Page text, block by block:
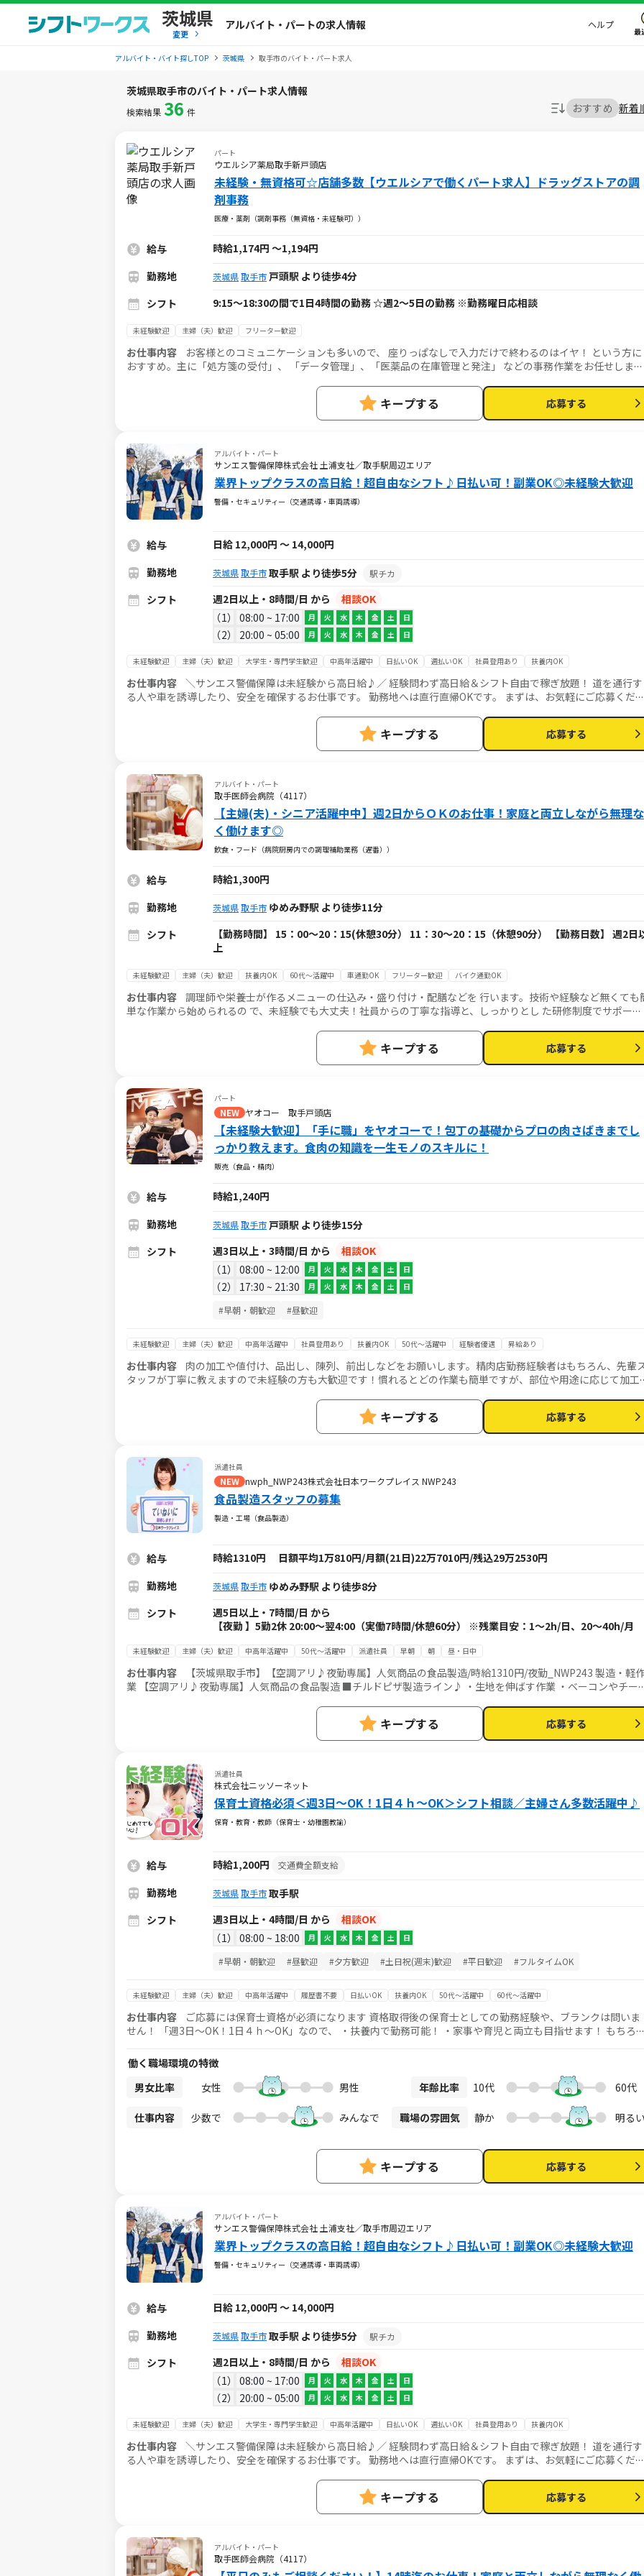
茨城県
変更
アルバイト・パートの求人情報 ヘルプ
最
アルバイト・バイト探しTOP 茨城県 取手市のバイト・パート求人
茨城県取手市のバイト・パート求人情報
検索結果 36 件 おすすめ 新着
パート
ウエルシア薬局取手新戸頭店
未経験・無資格可☆店舗多数【ウエルシアで働くパート求人】ドラッグストアの調
剤事務
医療・薬剤（調剤事務（無資格・未経験可））
給与 時給1,174円 ～1,194円
勤務地
茨城県取手市戸頭駅 より徒歩4分
シフト
9:15～18:30の間で1日4時間の勤務 ☆週2～5日の勤務 ※勤務曜日応相談
未経験歓迎 主婦（夫）歓迎 フリーター歓迎
お仕事内容 お客様とのコミュニケーションも多いので、 座りっぱなしで入力だけで終わるのはイヤ！ という方に
おすすめ。主に「処方箋の受付」、 「データ管理」、「医薬品の在庫管理と発注」 などの事務作業をお任せしま
キープする 応募する
アルバイト・パート
サンエス警備保障株式会社 土浦支社／取手駅周辺エリア
業界トップクラスの高日給！超自由なシフト♪日払い可！副業OK◎未経験大歓迎
警備・セキュリティー（交通誘導・車両誘導）
給与
日給 12,000円 ～ 14,000円
勤務地
茨城県取手市取手駅 より徒歩5分 駅チカ
シフト 週2日以上・8時間/日 から
相談OK
1
08:00 ~ 17:00 月 火 水 木 金 土 日
2 20:00 ~ 05:00 月 火 水 木 金 土 日
未経験歓迎 主婦（夫）歓迎 大学生・専門学生歓迎 中高年活躍中 日払いOK 週払いOK 社員登用あり 扶養内OK
お仕事内容 ＼サンエス警備保障は未経験から高日給♪／ 経験問わず高日給＆シフト自由で稼ぎ放題！ 道を通行す
る人や車を誘導したり、安全を確保するお仕事です。 勤務地へは直行直帰OKです。 まずは、お気軽にご応募くださ
キープする 応募する
アルバイト・パート
取手医師会病院（4117）
【主婦(夫)・シニア活躍中中】週2日からＯＫのお仕事！家庭と両立しながら無理な
く働けます◎
飲食・フード（病院厨房内での調理補助業務（遅番））
給与
時給1,300円
勤務地
茨城県取手市 ゆめみ野駅 より徒歩11分
シフト
【勤務時間】 15：00～20：15(休憩30分） 11：30～20：15（休憩90分） 【勤務日数】 週2日
上
未経験歓迎 主婦（夫）歓迎 扶養内OK 60代～活躍中 車通勤OK フリーター歓迎 バイク通勤OK
お仕事内容 調理師や栄養士が作るメニューの仕込み・盛り付け・配膳などを 行います。技術や経験など無くても
単な作業から始められるの で、未経験でも大丈夫！社員からの丁寧な指導と、しっかりとし た研修制度でサポート
キープする 応募する
パート
NEW ヤオコー 取手戸頭店
【未経験大歓迎】「手に職」をヤオコーで！包丁の基礎からプロの肉さばきまでし
っかり教えます。食肉の知識を一生モノのスキルに！
販売（食品・精肉）
給与
時給1,240円
勤務地
茨城県取手市戸頭駅 より徒歩15分
シフト
週3日以上・3時間/日 から
相談OK
1
08:00 ~ 12:00 月 火 水 木 金 土 日
2 17:30 ~ 21:30 月 火 水 木 金 土 日
#早朝・朝歓迎 #昼歓迎
未経験歓迎 主婦（夫）歓迎 中高年活躍中 社員登用あり 扶養内OK 50代～活躍中 経験者優遇 昇給あり
お仕事内容 肉の加工や値付け、品出し、陳列、前出しなどをお願いします。精肉店勤務経験者はもちろん、先輩
タッフが丁寧に教えますので未経験の方も大歓迎です！慣れるとどの作業も簡単ですが、部位や用途に応じて加工
キープする 応募する
派遣社員
NEW nwph_NWP243株式会社日本ワークプレイス NWP243
食品製造スタッフの募集
製造・工場（食品製造）
給与
時給1310円 日額平均1万810円/月額(21日)22万7010円/残込29万2530円
勤務地
茨城県取手市 ゆめみ野駅 より徒歩8分
シフト
週5日以上・7時間/日 から
【夜勤 】5勤2休 20:00～翌4:00（実働7時間/休憩60分） ※残業目安：1～2h/日、20～40h/月
未経験歓迎 主婦（夫）歓迎 中高年活躍中 50代～活躍中 派遣社員 早朝 朝 昼・日中
お仕事内容
【茨城県取手市】【空調アリ♪夜勤専属】人気商品の食品製造/時給1310円/夜勤_NWP243 製造・軽
業 【空調アリ♪夜勤専属】人気商品の食品製造 ■チルドピザ製造ライン♪ ・生地を伸ばす作業 ・ベーコンやチーズ
会社の定める就業場所(派遣先)および業務へ配置相談の可能性あり。
キープする 応募する
派遣社員
株式会社ニッソーネット
保育士資格必須＜週3日～OK！1日４ｈ～OK＞シフト相談／主婦さん多数活躍中♪
保育・教育・教師（保育士・幼稚園教諭）
給与 時給1,200円 交通費全額支給
勤務地 茨城県取手市取手駅
シフト
週3日以上・4時間/日 から
相談OK
1
08:00 ~ 18:00 月 火 水 木 金 土 日
#早朝・朝歓迎 #昼歓迎 #夕方歓迎 #土日祝(週末)歓迎 #平日歓迎 #フルタイムOK
未経験歓迎 主婦（夫）歓迎 中高年活躍中 履歴書不要 日払いOK 扶養内OK 50代～活躍中 60代～活躍中
お仕事内容 ご応募には保育士資格が必須になります 資格取得後の保育士としての勤務経験や、ブランクは問いま
せん！ 「週3日～OK！1日４ｈ～OK」なので、 ・扶養内で勤務可能！ ・家事や育児と両立も目指せます！ もちろん
とからお任せします♪ ・お絵描きなどの遊び ・ご飯やおやつのお手伝い ・着替えのお手伝い など、子どもたちの
長をサポートするお仕事です！ お住いの近隣エリア保育園で保育補助のお仕事をお願いします （勤務先によってお
仕事内容が異なる場合がございます） ・短期2ヶ月～勤務OK♪ ・日払い制度あり！ ・WワークもOK
働く職場環境の特徴
男女比率
女性 男性 年齢比率 10代 60代
仕事内容 少数で みんなで 職場の雰囲気 静か 明る
キープする 応募する
アルバイト・パート
サンエス警備保障株式会社 土浦支社／取手市周辺エリア
業界トップクラスの高日給！超自由なシフト♪日払い可！副業OK◎未経験大歓迎
警備・セキュリティー（交通誘導・車両誘導）
給与
日給 12,000円 ～ 14,000円
勤務地
茨城県取手市取手駅 より徒歩5分 駅チカ
シフト 週2日以上・8時間/日 から
相談OK
1
08:00 ~ 17:00 月 火 水 木 金 土 日
2 20:00 ~ 05:00 月 火 水 木 金 土 日
未経験歓迎 主婦（夫）歓迎 大学生・専門学生歓迎 中高年活躍中 日払いOK 週払いOK 社員登用あり 扶養内OK
お仕事内容 ＼サンエス警備保障は未経験から高日給♪／ 経験問わず高日給＆シフト自由で稼ぎ放題！ 道を通行す
る人や車を誘導したり、安全を確保するお仕事です。 勤務地へは直行直帰OKです。 まずは、お気軽にご応募くださ
キープする 応募する
アルバイト・パート
取手医師会病院（4117）